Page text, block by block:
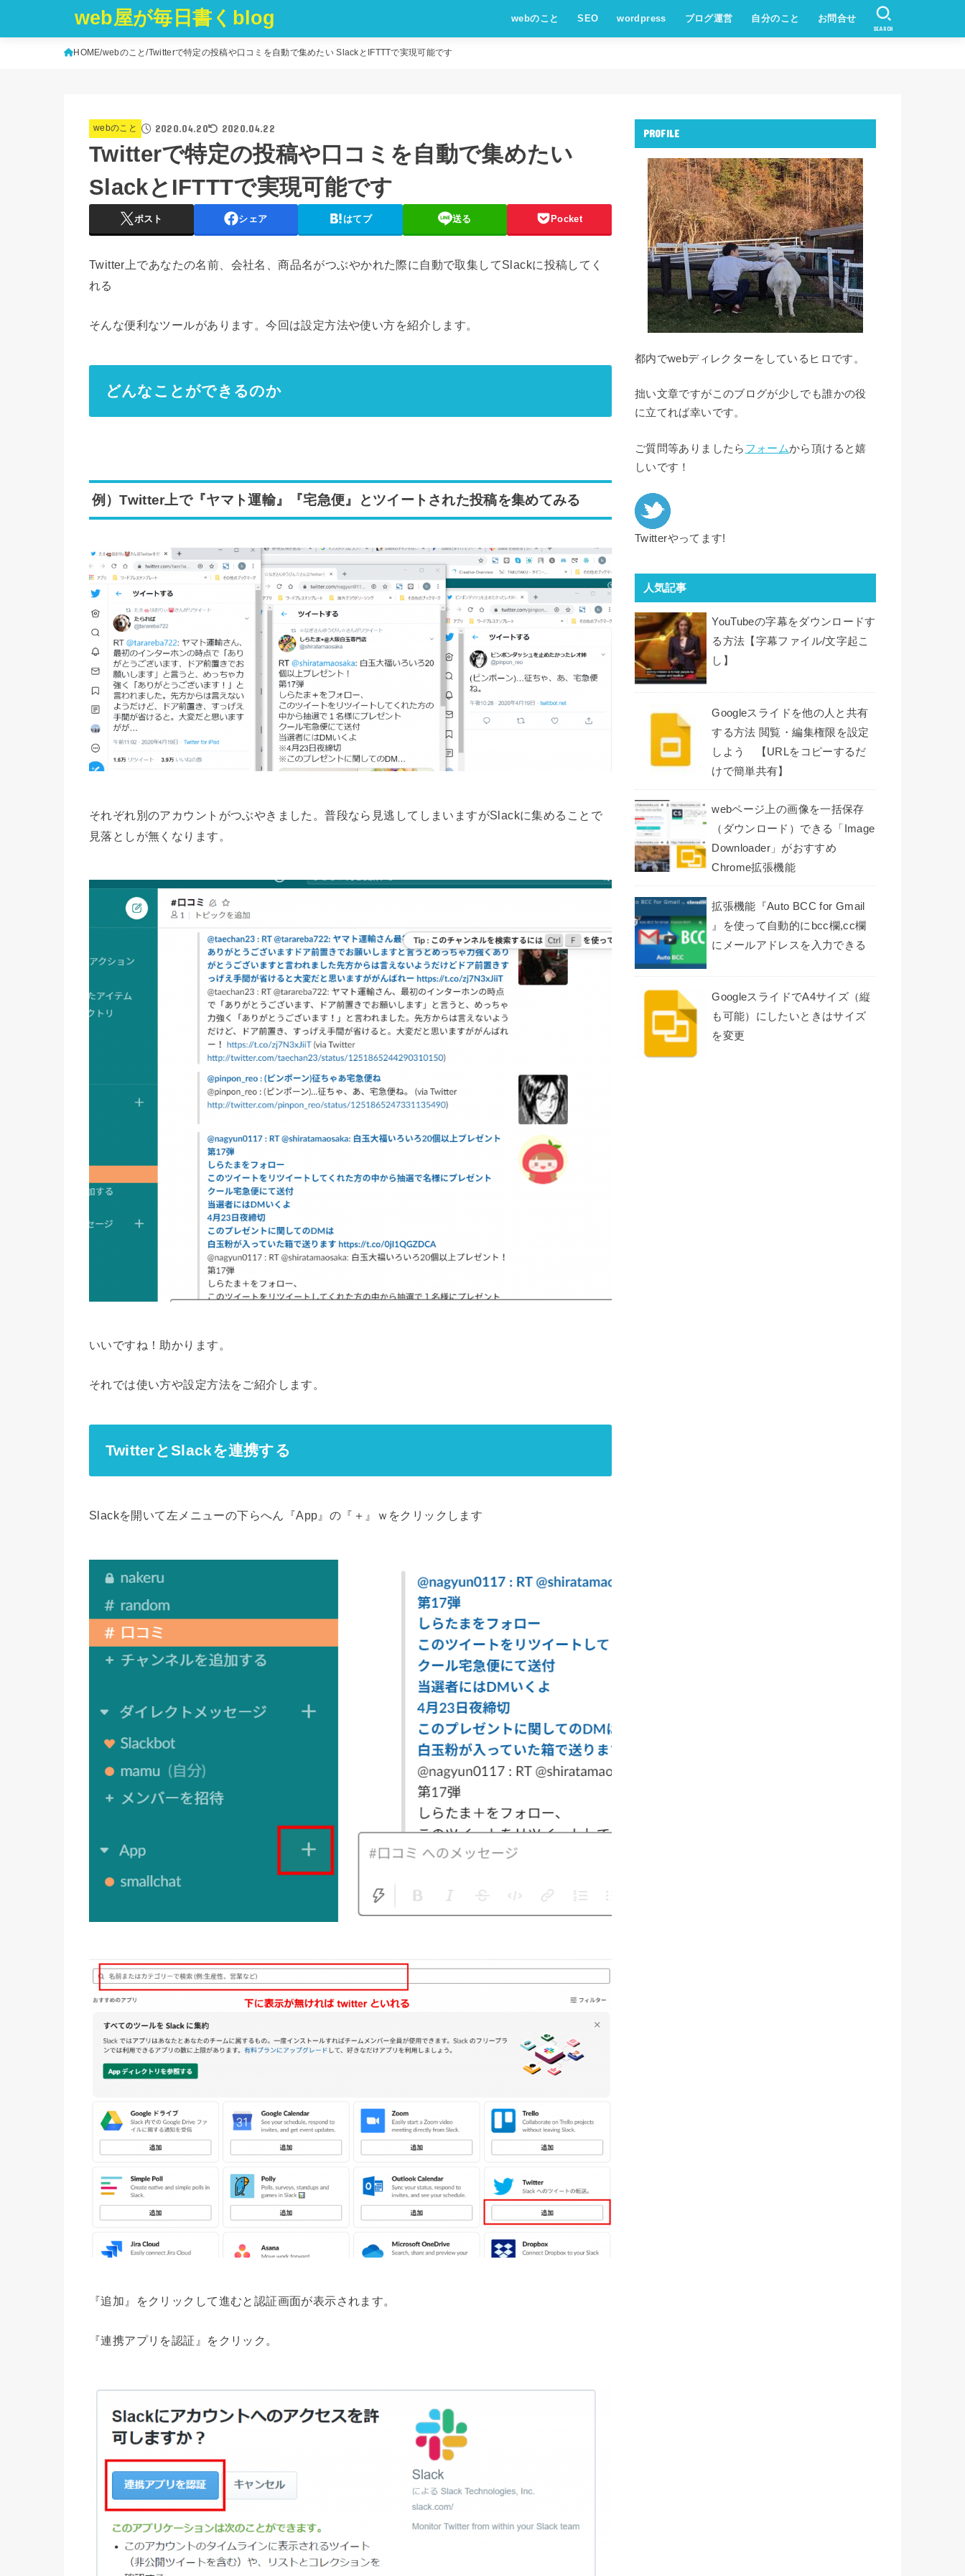
web屋が毎日書くblog webのこと SEO wordpress ブログ運営 自分のこと お問合せ
SEARCH
HOME webのこと Twitterで特定の投稿や口コミを自動で集めたい SlackとIFTTTで実現可能です
webのこと 2020.04.20 2020.04.22
Twitterで特定の投稿や口コミを自動で集めたい
SlackとIFTTTで実現可能です
ポスト シェア はてブ 送る Pocket
Twitter上であなたの名前、会社名、商品名がつぶやかれた際に自動で取集してSlackに投稿してく
れる
そんな便利なツールがあります。今回は設定方法や使い方を紹介します。
どんなことができるのか
例）Twitter上で『ヤマト運輸』『宅急便』とツイートされた投稿を集めてみる
それぞれ別のアカウントがつぶやきました。普段なら見逃してしまいますがSlackに集めることで
見落としが無くなります。
いいですね！助かります。
それでは使い方や設定方法をご紹介します。
TwitterとSlackを連携する
Slackを開いて左メニューの下らへん『App』の『＋』ｗをクリックします
『追加』をクリックして進むと認証画面が表示されます。
『連携アプリを認証』をクリック。
PROFILE
都内でwebディレクターをしているヒロです。
拙い文章ですがこのブログが少しでも誰かの役
に立てれば幸いです。
ご質問等ありましたら フォームから頂けると嬉
しいです！
Twitterやってます!
人気記事
YouTubeの字幕をダウンロードす
る方法【字幕ファイル/文字起こ
し】
Googleスライドを他の人と共有
する方法 閲覧・編集権限を設定
しよう 【URLをコピーするだ
けで簡単共有】
webページ上の画像を一括保存
（ダウンロード）できる「Image
Downloader」がおすすめ
Chrome拡張機能
拡張機能『Auto BCC for Gmail
』を使って自動的にbcc欄,cc欄
にメールアドレスを入力できる
GoogleスライドでA4サイズ（縦
も可能）にしたいときはサイズ
を変更